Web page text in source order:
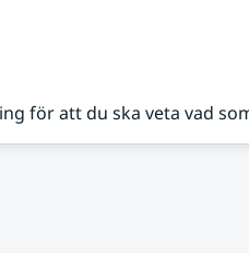
för att du ska veta vad